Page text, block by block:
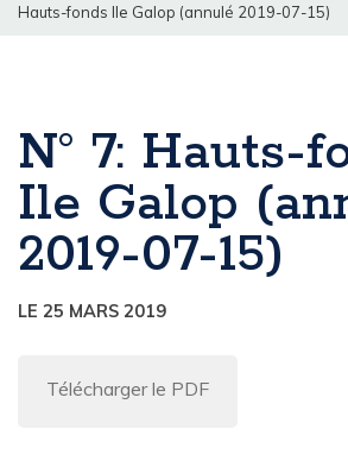
Hauts-fonds Ile Galop (annulé 2019-07-15)
N° 7: Hauts-
Ile Galop
2019-07-15)
LE 25 MARS 2019
Télécharger le PDF